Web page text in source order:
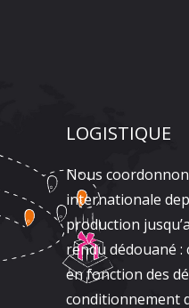
LOGISTIQUE
Nous
internationale
production
rendu dédouané
en fonction des
conditionnement